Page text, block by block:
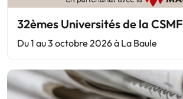
32èmes Universités de la CSMF
Du 1 au 3 octobre 2026 à La Baule